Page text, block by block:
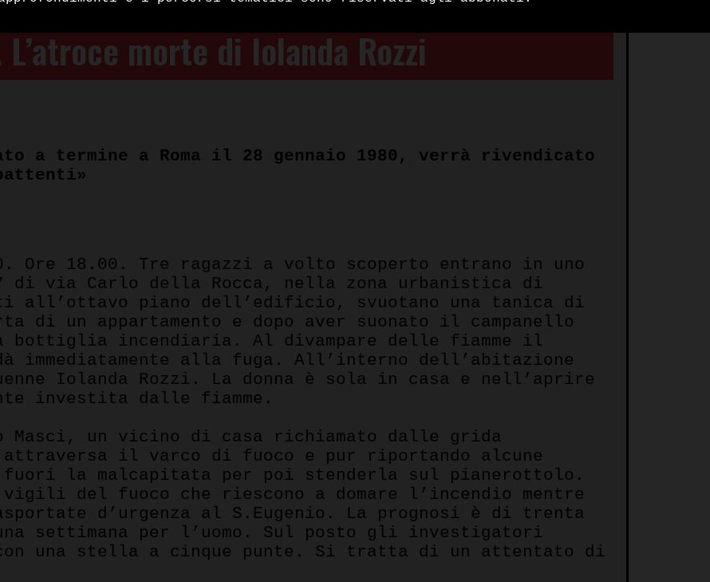
e colpito una militante del partito
L’atroce morte di Iolanda Rozzi
a termine a Roma il 28 gennaio 1980, verrà rivendicato
Ore 18.00. Tre ragazzi a volto scoperto entrano in uno
via Carlo della Rocca, nella zona urbanistica di
all’ottavo piano dell’edificio, svuotano una tanica di
di un appartamento e dopo aver suonato il campanello
bottiglia incendiaria. Al divampare delle fiamme il
immediatamente alla fuga. All’interno dell’abitazione
Iolanda Rozzi. La donna è sola in casa e nell’aprire
investita dalle fiamme.
Masci, un vicino di casa richiamato dalle grida
il varco di fuoco e pur riportando alcune
la malcapitata per poi stenderla sul pianerottolo.
del fuoco che riescono a domare l’incendio mentre
d’urgenza al S.Eugenio. La prognosi è di trenta
settimana per l’uomo. Sul posto gli investigatori
una stella a cinque punte. Si tratta di un attentato di